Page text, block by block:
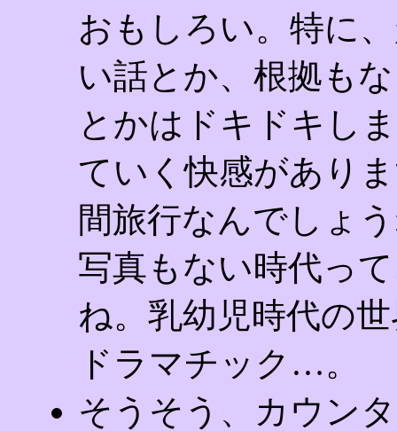
おもしろい。特に
い話とか、根拠も
とかはドキドキし
ていく快感があり
間旅行なんでしょ
写真もない時代っ
ね。乳幼児時代の
ドラマチック…。
そうそう、カウン